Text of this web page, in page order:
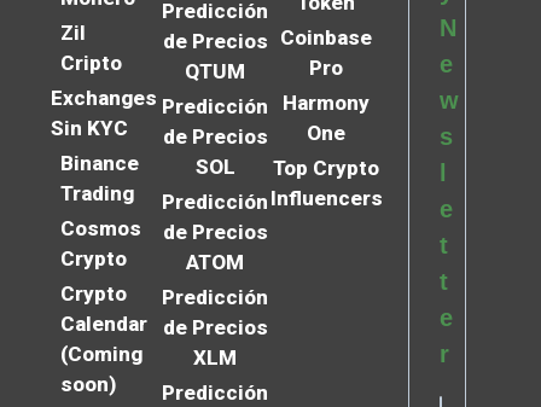
Zil
Cripto
Exchanges
Sin KYC
Binance
Trading
Cosmos
Crypto
Crypto
Calendar
(Coming
soon)
Predicción
de Precios
QTUM
Predicción
de Precios
SOL
Predicción
de Precios
ATOM
Predicción
de Precios
XLM
Predicción
Coinbase
Pro
Harmony
One
Top Crypto
Influencers
N
e
w
s
e
t
t
e
r